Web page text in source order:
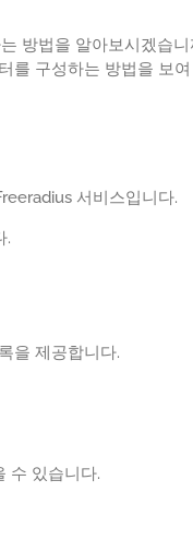
방법을 알아보시겠습
를 구성하는 방법을 보
서비스입니다.
.
을 제공합니다.
수 있습니다.